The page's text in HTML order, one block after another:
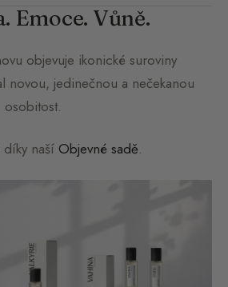
Emoce. Vůně.
objevuje ikonické suroviny
novou, jedinečnou a nečekanou
osobitost.
naší Objevné sadě.